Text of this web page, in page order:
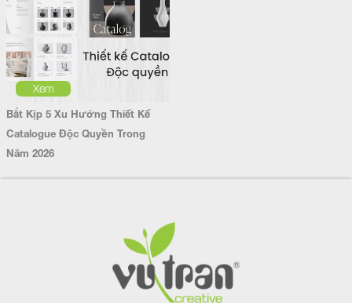
Xem
Bắt Kịp 5 Xu Hướng Thiết Kế
Catalogue Độc Quyền Trong
Năm 2026